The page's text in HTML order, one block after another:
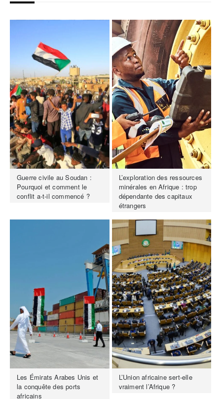
Guerre civile au Soudan :
Pourquoi et comment le
conflit a-t-il commencé ?
L’exploration des ressources
minérales en Afrique : trop
dépendante des capitaux
étrangers
Les Émirats Arabes Unis et
la conquête des ports
africains
L’Union africaine sert-elle
vraiment l’Afrique ?